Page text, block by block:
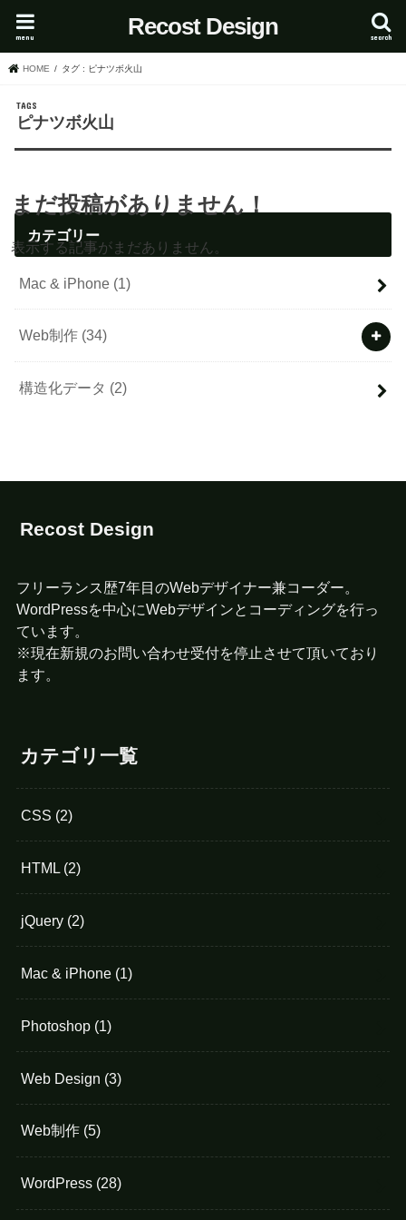
Recost Design search
menu
HOME タグ : ピナツボ火山
ピナツボ火山
まだ投稿がありません！
表示する記事がまだありません。
カテゴリー
Mac & iPhone (1)
Web制作 (34)
構造化データ (2)
Recost Design
フリーランス歴7年目のWebデザイナー兼コーダー。
WordPressを中心にWebデザインとコーディングを行っ
ています。
※現在新規のお問い合わせ受付を停止させて頂いており
ます。
カテゴリ一覧
CSS (2)
HTML (2)
jQuery (2)
Mac & iPhone (1)
Photoshop (1)
Web Design (3)
Web制作 (5)
WordPress (28)